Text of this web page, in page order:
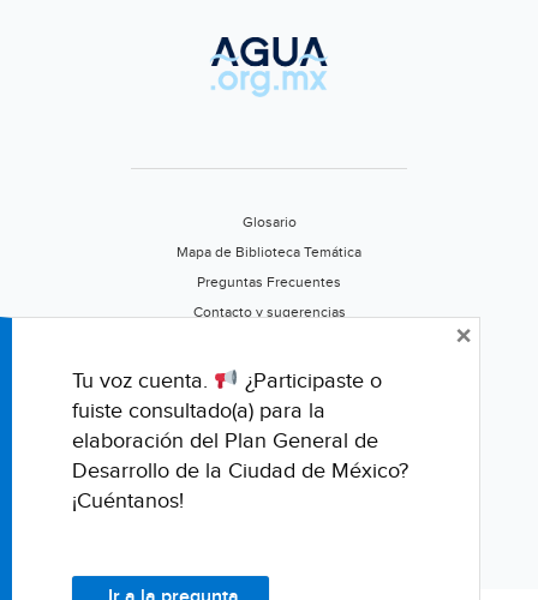
Glosario
Mapa de Biblioteca Temática
Preguntas Frecuentes
Contacto y sugerencias
Califica este portal
Tu voz cuenta.
¿Participaste o
fuiste consultado(a) para la
elaboración del Plan General de
Desarrollo de la Ciudad de México?
¡Cuéntanos!
×